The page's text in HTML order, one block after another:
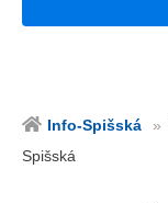
Info-Spišská
Spišská